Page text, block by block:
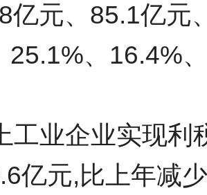
亿元、85.1亿元
25.1%、16.4%
工业企业实现利
亿元,比上年减